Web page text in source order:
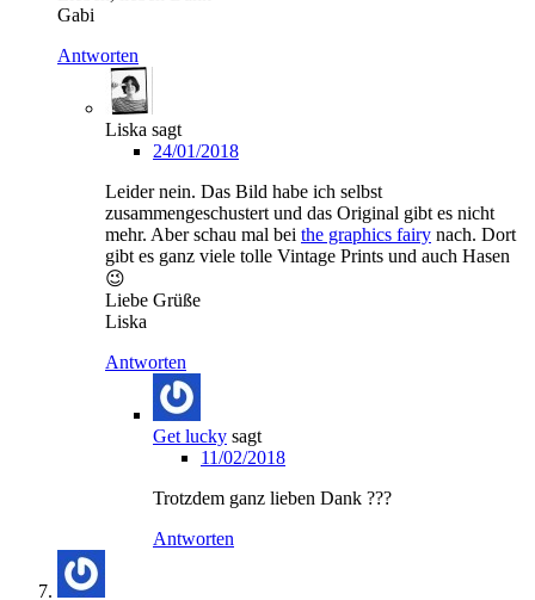
Gabi
Antworten
Liska sagt
24/01/2018
Leider nein. Das Bild habe ich selbst
zusammengeschustert und das Original gibt es nicht
mehr. Aber schau mal bei the graphics fairy nach. Dort
gibt es ganz viele tolle Vintage Prints und auch Hasen
😉
Liebe Grüße
Liska
Antworten
Get lucky sagt
11/02/2018
Trotzdem ganz lieben Dank ???
Antworten